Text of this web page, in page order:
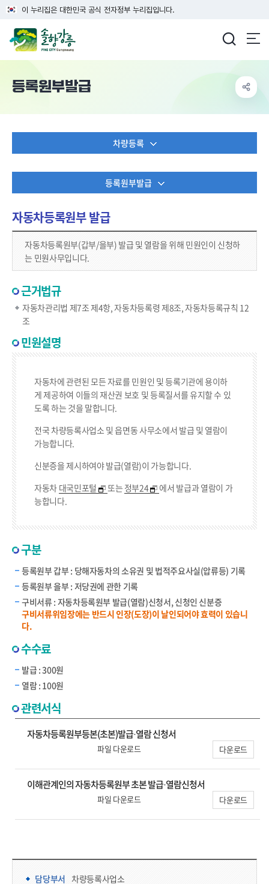
이 누리집은 대한민국 공식 전자정부 누리집입니다.
등록원부발급
차량등록
등록원부발급
자동차등록원부 발급
자동차등록원부(갑부/을부) 발급 및 열람을 위해 민원인이 신청하
는 민원사무입니다.
근거법규
자동차관리법 제7조 제4항, 자동차등록령 제8조, 자동차등록규칙 12
조
민원설명
자동차에 관련된 모든 자료를 민원인 및 등록기관에 용이하
게 제공하여 이들의 재산권 보호 및 등록질서를 유지할 수 있
도록 하는 것을 말합니다.
전국 차량등록사업소 및 읍면동 사무소에서 발급 및 열람이
가능합니다.
신분증을 제시하여야 발급(열람)이 가능합니다.
자동차 대국민포털 또는 정부24
에서 발급과 열람이 가
능합니다.
구분
등록원부 갑부 : 당해자동차의 소유권 및 법적주요사실(압류등) 기록
등록원부 을부 : 저당권에 관한 기록
구비서류 : 자동차등록원부 발급(열람)신청서, 신청인 신분증
구비서류위임장에는 반드시 인장(도장)이 날인되어야 효력이 있습니
다.
수수료
발급 : 300원
열람 : 100원
관련서식
자동차등록원부등본(초본)발급·열람 신청서
파일 다운로드 다운로드
이해관계인의 자동차등록원부 초본 발급·열람신청서
파일 다운로드 다운로드
담당부서 정보 & 컨텐츠 만족도 조사 & 공공저작물 자유이용 허락 표시
담당부서 차량등록사업소